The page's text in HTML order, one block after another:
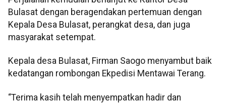
Bulasat dengan beragendakan pertemuan dengan
Kepala Desa Bulasat, perangkat desa, dan juga
masyarakat setempat.
Kepala desa Bulasat, Firman Saogo menyambut baik
kedatangan rombongan Ekpedisi Mentawai Terang.
“Terima kasih telah menyempatkan hadir dan